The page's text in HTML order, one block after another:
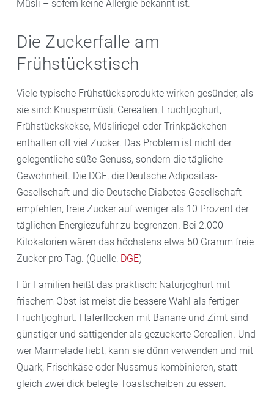
Müsli – sofern keine Allergie bekannt ist.
Die Zuckerfalle am
Frühstückstisch
Viele typische Frühstücksprodukte wirken gesünder, als
sie sind: Knuspermüsli, Cerealien, Fruchtjoghurt,
Frühstückskekse, Müsliriegel oder Trinkpäckchen
enthalten oft viel Zucker. Das Problem ist nicht der
gelegentliche süße Genuss, sondern die tägliche
Gewohnheit. Die DGE, die Deutsche Adipositas-
Gesellschaft und die Deutsche Diabetes Gesellschaft
empfehlen, freie Zucker auf weniger als 10 Prozent der
täglichen Energiezufuhr zu begrenzen. Bei 2.000
Kilokalorien wären das höchstens etwa 50 Gramm freie
Zucker pro Tag. (Quelle: DGE)
Für Familien heißt das praktisch: Naturjoghurt mit
frischem Obst ist meist die bessere Wahl als fertiger
Fruchtjoghurt. Haferflocken mit Banane und Zimt sind
günstiger und sättigender als gezuckerte Cerealien. Und
wer Marmelade liebt, kann sie dünn verwenden und mit
Quark, Frischkäse oder Nussmus kombinieren, statt
gleich zwei dick belegte Toastscheiben zu essen.